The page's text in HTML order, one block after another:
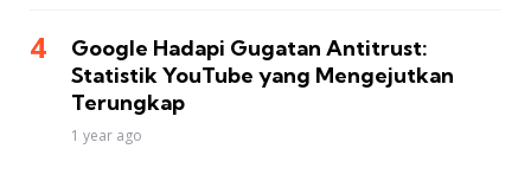
Google Hadapi Gugatan Antitrust:
Statistik YouTube yang Mengejutkan
Terungkap
1 year ago